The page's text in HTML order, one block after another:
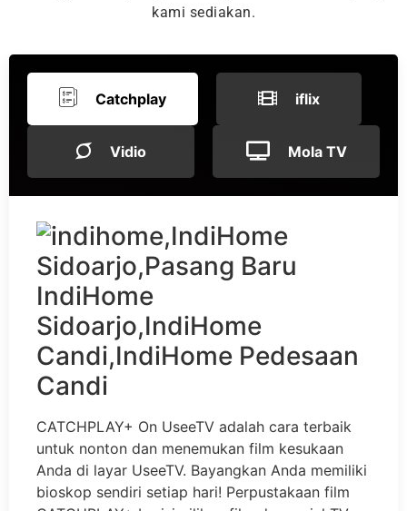
kami sediakan.
Catchplay iflix
Vidio Mola TV
CATCHPLAY+ On UseeTV adalah cara terbaik
untuk nonton dan menemukan film kesukaan
Anda di layar UseeTV. Bayangkan Anda memiliki
bioskop sendiri setiap hari! Perpustakaan film